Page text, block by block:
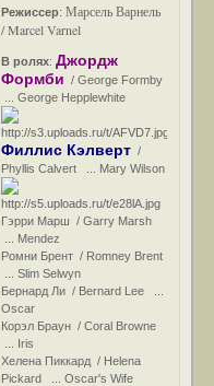
Режиссер:Марсель Варнель
/ Marcel Varnel
В ролях:Джордж
Формби / George Formby
... George Hepplewhite
Филлис Кэлверт /
Phyllis Calvert ... Mary Wilson
Гэрри Марш / Garry Marsh
... Mendez
Ромни Брент / Romney Brent
... Slim Selwyn
Бернард Ли / Bernard Lee ...
Oscar
Корэл Браун / Coral Browne
... Iris
Хелена Пиккард / Helena
Pickard ... Oscar's Wife